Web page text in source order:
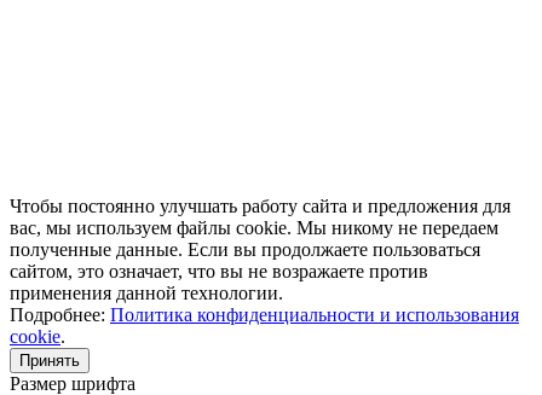
Чтобы постоянно улучшать работу сайта и предложения для
вас, мы используем файлы cookie. Мы никому не передаем
полученные данные. Если вы продолжаете пользоваться
сайтом, это означает, что вы не возражаете против
применения данной технологии.
Подробнее: Политика конфиденциальности и использования
cookie.
Принять
Размер шрифта